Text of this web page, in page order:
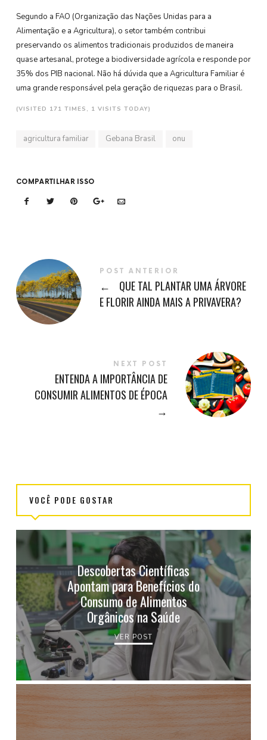
Segundo a FAO (Organização das Nações Unidas para a
Alimentação e a Agricultura), o setor também contribui
preservando os alimentos tradicionais produzidos de maneira
quase artesanal, protege a biodiversidade agrícola e responde por
35% dos PIB nacional. Não há dúvida que a Agricultura Familiar é
uma grande responsável pela geração de riquezas para o Brasil.
(VISITED 171 TIMES, 1 VISITS TODAY)
agricultura familiar Gebana Brasil onu
COMPARTILHAR ISSO
POST ANTERIOR
←
QUE TAL PLANTAR UMA ÁRVORE
E FLORIR AINDA MAIS A PRIVAVERA?
NEXT POST
ENTENDA A IMPORTÂNCIA DE
CONSUMIR ALIMENTOS DE ÉPOCA
→
VOCÊ PODE GOSTAR
Descobertas Científicas
Apontam para Benefícios do
Consumo de Alimentos
Orgânicos na Saúde
VER POST